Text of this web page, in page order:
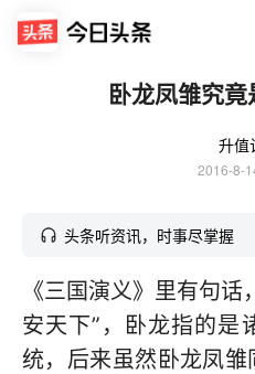
卧龙凤雏究竟
升值
2016-8-
头条听资讯，时事尽掌握
《三国演义》里有句
安天下”，卧龙指的是
统，后来虽然卧龙凤